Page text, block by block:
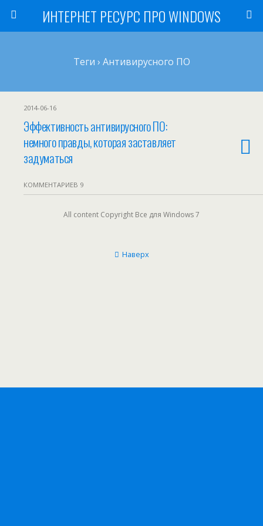
ИНТЕРНЕТ РЕСУРС ПРО WINDOWS
Теги › Антивирусного ПО
2014-06-16
Эффективность антивирусного ПО:
немного правды, которая заставляет
задуматься
КОММЕНТАРИЕВ 9
All content Copyright Все для Windows 7
Наверх